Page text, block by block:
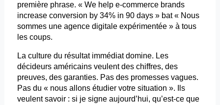
première phrase. « Wehelp e-commerce brands
increaseconversion by 34% in 90 days» bat « Nous
sommes une agence digitale expérimentée » à tous
les coups.
La culture du résultat immédiat domine. Les
décideurs américains veulent des chiffres, des
preuves, des garanties. Pas des promesses vagues.
Pas du « nous allons étudier votre situation ». Ils
veulent savoir : si je signe aujourd’hui, qu’est-ce que